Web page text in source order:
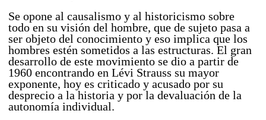
Se opone al causalismo y al historicismo sobre
todo en su visión del hombre, que de sujeto pasa a
ser objeto del conocimiento y eso implica que los
hombres estén sometidos a las estructuras. El gran
desarrollo de este movimiento se dio a partir de
1960 encontrando en Lévi Strauss su mayor
exponente, hoy es criticado y acusado por su
desprecio a la historia y por la devaluación de la
autonomía individual.